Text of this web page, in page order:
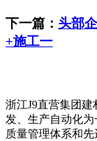
下一篇： 头部
+施工一
浙江J9直营集团
发、生产自动化
质量管理体系和